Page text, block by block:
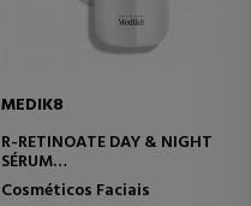
MEDIK8
R-RETINOATE DAY & NIGHT
SÉRUM
ANTIENVELHECIMENTO
Cosméticos Faciais